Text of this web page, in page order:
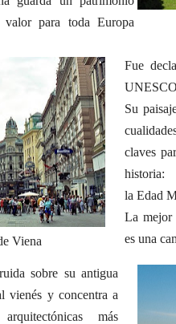
para toda Europa
Viena
Fue
Su
claves
historia:
la Edad
La mejor
es una
sobre su antigua
vienés y concentra a
más